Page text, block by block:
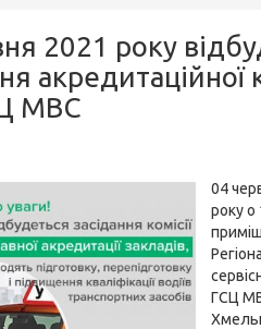
2021 року
акредитаційної
МВС
04
року о
ГСЦ